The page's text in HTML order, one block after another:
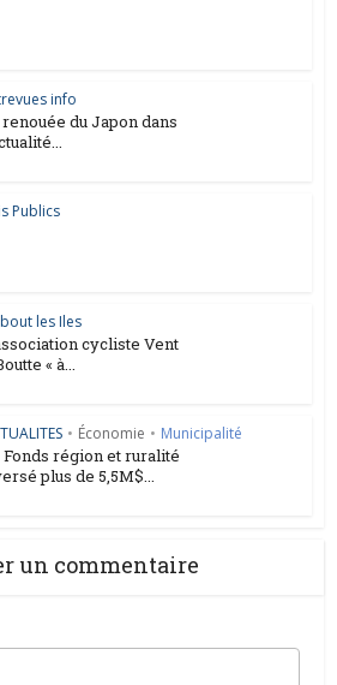
info
renouée du Japon dans
Publics
les Iles
cycliste Vent
« à...
• Économie • Municipalité
Fonds région et ruralité
plus de 5,5M$...
un commentaire